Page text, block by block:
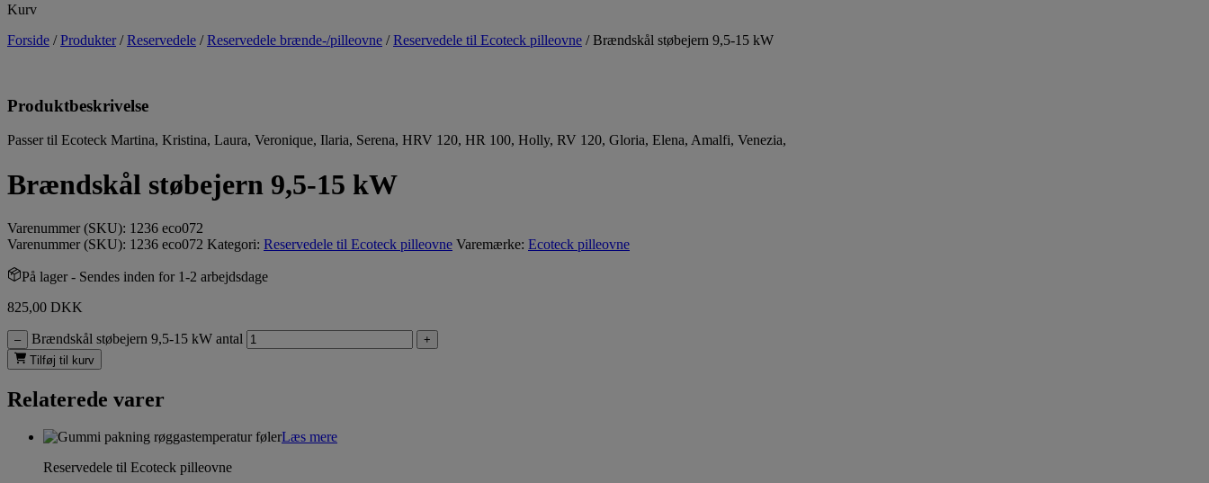
Kurv
Forside /Produkter/Reservedele /Reservedele brænde-/pilleovne /Reservedele til Ecoteck pilleovne /Brændskål støbejern 9,5-15 kW
Produktbeskrivelse
Passer til Ecoteck Martina, Kristina, Laura, Veronique, Ilaria, Serena, HRV 120, HR 100, Holly, RV 120, Gloria, Elena, Amalfi, Venezia,
Brændskål støbejern 9,5-15 kW
Varenummer (SKU): 1236 eco072
Varenummer (SKU): 1236 eco072 Kategori: Reservedele til Ecoteck pilleovne Varemærke: Ecoteck pilleovne
På lager- Sendes inden for 1-2 arbejdsdage
825,00 DKK
– Brændskål støbejern 9,5-15 kW antal
+
Tilføj til kurv
Relaterede varer
Læs mere
Reservedele til Ecoteck pilleovne